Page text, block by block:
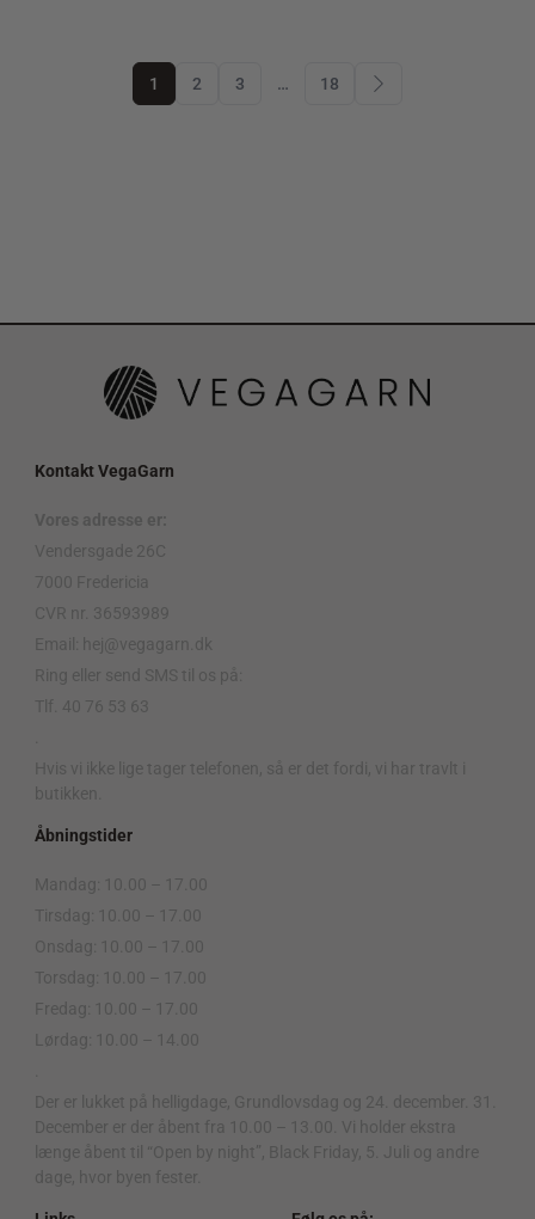
1 2 3 … 18
Kontakt VegaGarn
Vores adresse er:
Vendersgade 26C
7000 Fredericia
CVR nr. 36593989
Email: hej@vegagarn.dk
Ring eller send SMS til os på:
Tlf. 40 76 53 63
Hvis vi ikke lige tager telefonen, så er det fordi, vi har travlt i
butikken.
Åbningstider
Mandag: 10.00 – 17.00
Tirsdag: 10.00 – 17.00
Onsdag: 10.00 – 17.00
Torsdag: 10.00 – 17.00
Fredag: 10.00 – 17.00
Lørdag: 10.00 – 14.00
Der er lukket på helligdage, Grundlovsdag og 24. december. 31.
December er der åbent fra 10.00 – 13.00. Vi holder ekstra
længe åbent til “Open by night”, Black Friday, 5. Juli og andre
dage, hvor byen fester.